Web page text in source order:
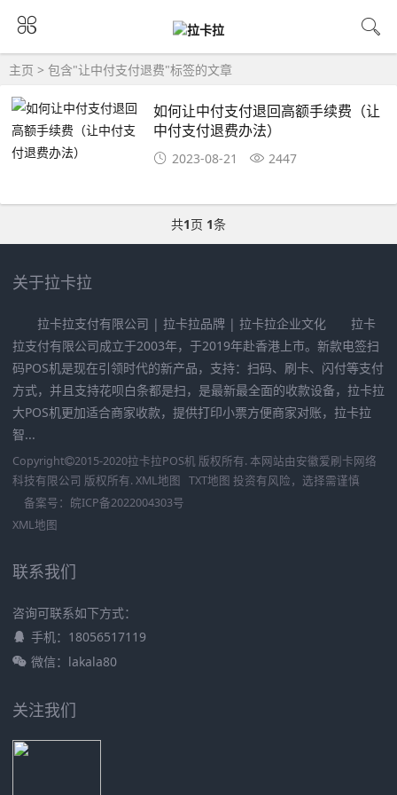
主页 > 包含"让中付支付退费"标签的文章
如何让中付支付退回高额手续费（让
中付支付退费办法）
2023-08-21 2447
共1页 1条
关于拉卡拉
拉卡拉支付有限公司 | 拉卡拉品牌 | 拉卡拉企业文化 拉卡
拉支付有限公司成立于2003年，于2019年赴香港上市。新款电签扫
码POS机是现在引领时代的新产品，支持：扫码、刷卡、闪付等支付
方式，并且支持花呗白条都是扫，是最新最全面的收款设备，拉卡拉
大POS机更加适合商家收款，提供打印小票方便商家对账，拉卡拉
智...
Copyright 2015-2020拉卡拉POS机 版权所有. 本网站由安徽爱刷卡网络
科技有限公司 版权所有. XML地图 TXT地图 投资有风险，选择需谨慎
备案号： 皖ICP备2022004303号
XML地图
联系我们
咨询可联系如下方式：
手机：18056517119
微信：lakala80
关注我们